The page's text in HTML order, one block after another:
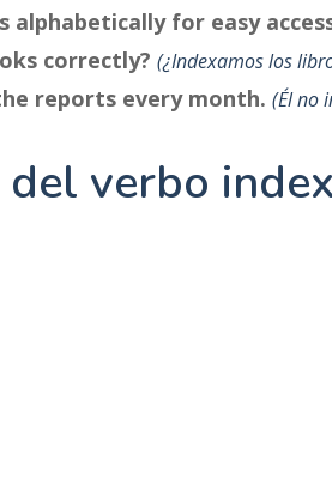
alphabetically for easy
correctly? ¿Indexamos los
reports every month. Él no
del verbo